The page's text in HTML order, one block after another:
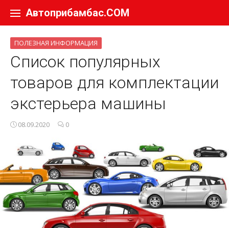
Автоприбамбас.COM
ПОЛЕЗНАЯ ИНФОРМАЦИЯ
Список популярных
товаров для комплектации
экстерьера машины
08.09.2020 0